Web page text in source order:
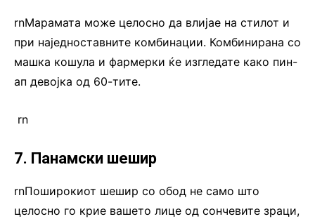
rnМарамата може целосно да влијае на стилот и
при наједноставните комбинации. Комбинирана со
машка кошула и фармерки ќе изгледате како пин-
ап девојка од 60-тите.
rn
7. Панамски шешир
rnПоширокиот шешир со обод не само што
целосно го крие вашето лице од сончевите зраци,